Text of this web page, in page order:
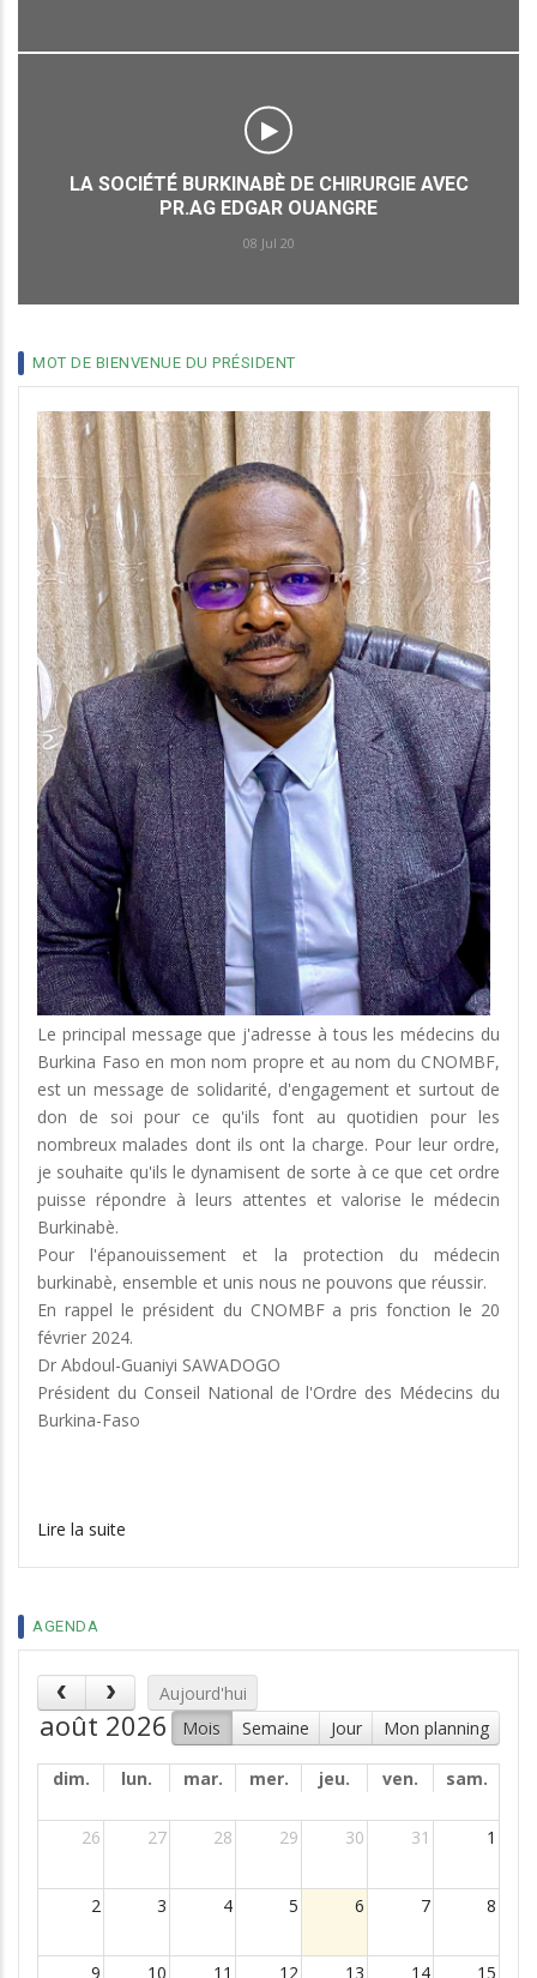
LA SOCIÉTÉ BURKINABÈ DE CHIRURGIE AVEC
PR.AG EDGAR OUANGRE
08 Jul 20
MOT DE BIENVENUE DU PRÉSIDENT
Le principal message que j'adresse à tous les médecins du
Burkina Faso en mon nom propre et au nom du CNOMBF,
est un message de solidarité, d'engagement et surtout de
don de soi pour ce qu'ils font au quotidien pour les
nombreux malades dont ils ont la charge. Pour leur ordre,
je souhaite qu'ils le dynamisent de sorte à ce que cet ordre
puisse répondre à leurs attentes et valorise le médecin
Burkinabè.
Pour l'épanouissement et la protection du médecin
burkinabè, ensemble et unis nous ne pouvons que réussir.
En rappel le président du CNOMBF a pris fonction le 20
février 2024.
Dr Abdoul-Guaniyi SAWADOGO
Président du Conseil National de l'Ordre des Médecins du
Burkina-Faso
Lire la suite
AGENDA
Aujourd'hui
Mois
Semaine Jour Mon planning
août 2026
dim. lun. mar. mer. jeu. ven. sam.
26 27 28 29 30 31 1
2 3 4 5 6 7 8
9 10 11 12 13 14 15